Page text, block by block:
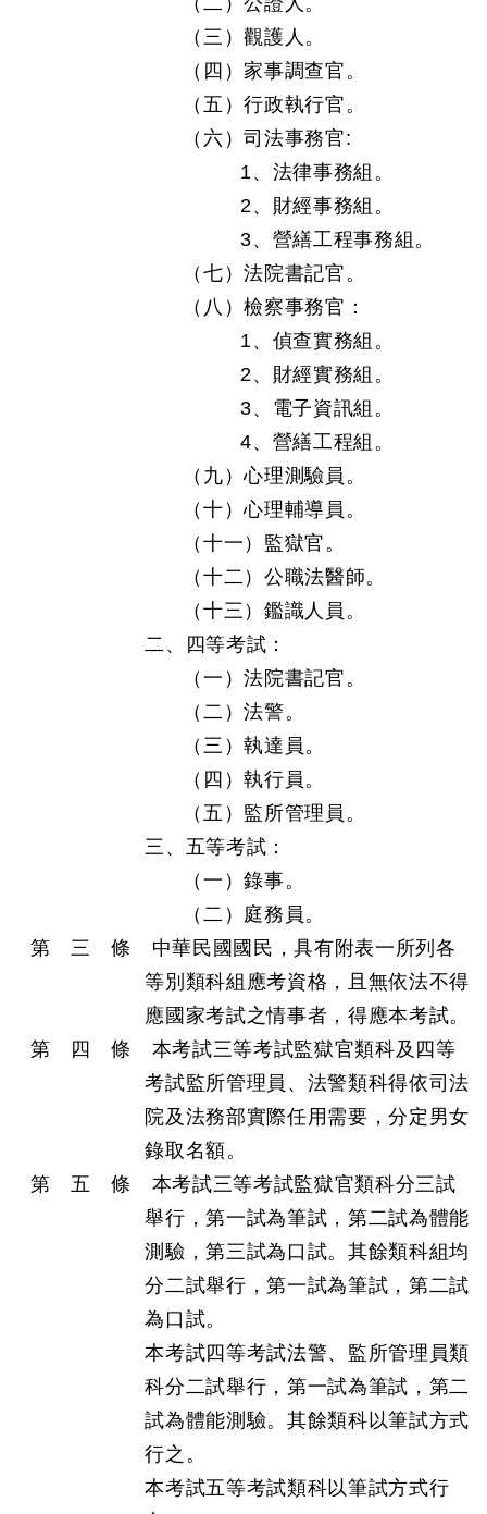
（三）觀護人。
（四）家事調查官。
（五）行政執行官。
（六）司法事務官:
1、法律事務組。
2、財經事務組。
3、營繕工程事務組。
（七）法院書記官。
（八）檢察事務官：
1、偵查實務組。
2、財經實務組。
3、電子資訊組。
4、營繕工程組。
（九）心理測驗員。
（十）心理輔導員。
（十一）監獄官。
（十二）公職法醫師。
（十三）鑑識人員。
二、四等考試：
（一）法院書記官。
（二）法警。
（三）執達員。
（四）執行員。
（五）監所管理員。
三、五等考試：
（一）錄事。
（二）庭務員。
第 三 條 中華民國國民，具有附表一所列各
等別類科組應考資格，且無依法不得
應國家考試之情事者，得應本考試。
第 四 條 本考試三等考試監獄官類科及四等
考試監所管理員、法警類科得依司法
院及法務部實際任用需要，分定男女
錄取名額。
第 五 條 本考試三等考試監獄官類科分三試
舉行，第一試為筆試，第二試為體能
測驗，第三試為口試。其餘類科組均
分二試舉行，第一試為筆試，第二試
為口試。
本考試四等考試法警、監所管理員類
科分二試舉行，第一試為筆試，第二
試為體能測驗。其餘類科以筆試方式
行之。
本考試五等考試類科以筆試方式行